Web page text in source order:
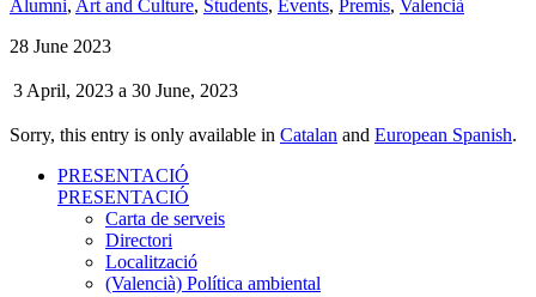
Alumni, Art and Culture, Students, Events, Premis, Valencià
28 June 2023
3 April, 2023 a 30 June, 2023
Sorry, this entry is only available in Catalan and European Spanish.
PRESENTACIÓ
PRESENTACIÓ
Carta de serveis
Directori
Localització
(Valencià) Política ambiental